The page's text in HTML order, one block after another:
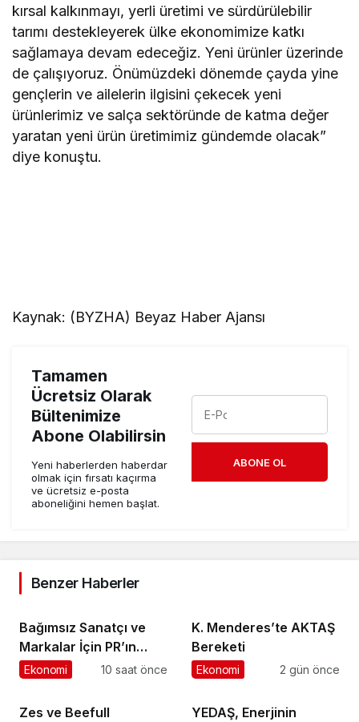
kırsal kalkınmayı, yerli üretimi ve sürdürülebilir
tarımı destekleyerek ülke ekonomimize katkı
sağlamaya devam edeceğiz. Yeni ürünler üzerinde
de çalışıyoruz. Önümüzdeki dönemde çayda yine
gençlerin ve ailelerin ilgisini çekecek yeni
ürünlerimiz ve salça sektöründe de katma değer
yaratan yeni ürün üretimimiz gündemde olacak”
diye konuştu.
Kaynak: (BYZHA) Beyaz Haber Ajansı
Tamamen
Ücretsiz Olarak
Bültenimize
Abone Olabilirsin
Yeni haberlerden haberdar
olmak için fırsatı kaçırma
ve ücretsiz e-posta
aboneliğini hemen başlat.
ABONE OL
Benzer Haberler
Bağımsız Sanatçı ve
Markalar İçin PR’ın
Kuralları Değişiyor
Ekonomi 10 saat önce
K. Menderes’te AKTAŞ
Bereketi
Ekonomi 2 gün önce
Zes ve Beefull
YEDAŞ, Enerjinin